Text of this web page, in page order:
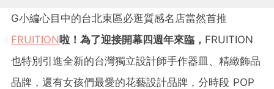
G小編心目中的台北東區必逛質感名店當然首推
FRUITION啦！為了迎接開幕四週年來臨， FRUITION
也特別引進全新的台灣獨立設計師手作器皿、精緻飾品
品牌，還有女孩們最愛的花藝設計品牌，分時段 POP